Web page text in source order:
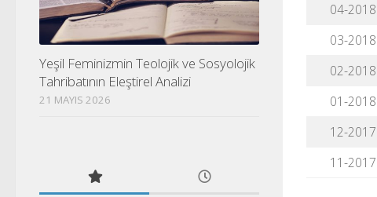
04-2018
03-2018
02-2018
01-2018
12-2017
11-2017
Yeşil Feminizmin Teolojik ve Sosyolojik
Tahribatının Eleştirel Analizi
21 MAYIS 2026